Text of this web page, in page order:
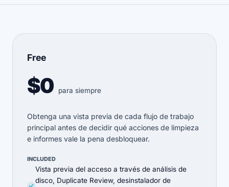
Free
$0 para siempre
Obtenga una vista previa de cada flujo de trabajo
principal antes de decidir qué acciones de limpieza
e informes vale la pena desbloquear.
INCLUDED
Vista previa del acceso a través de análisis de
disco, Duplicate Review, desinstalador de